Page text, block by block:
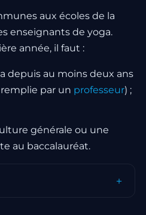
aux écoles de la
enseignants de yoga.
année, il faut :
depuis au moins deux ans
par un professeur) ;
générale ou une
au baccalauréat.